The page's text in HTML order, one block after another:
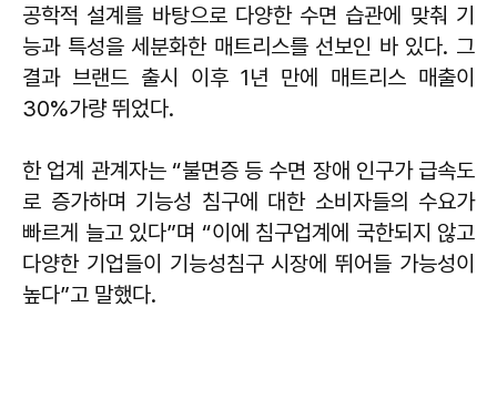
공학적 설계를 바탕으로 다양한 수면 습관에 맞춰 기
능과 특성을 세분화한 매트리스를 선보인 바 있다. 그
결과 브랜드 출시 이후 1년 만에 매트리스 매출이
30%가량 뛰었다.
한 업계 관계자는 “불면증 등 수면 장애 인구가 급속도
로 증가하며 기능성 침구에 대한 소비자들의 수요가
빠르게 늘고 있다”며 “이에 침구업계에 국한되지 않고
다양한 기업들이 기능성침구 시장에 뛰어들 가능성이
높다”고 말했다.